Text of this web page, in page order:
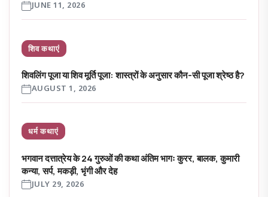
JUNE 11, 2026
शिव कथाएं
शिवलिंग पूजा या शिव मूर्ति पूजा: शास्त्रों के अनुसार कौन-सी पूजा श्रेष्ठ है?
AUGUST 1, 2026
धर्म कथाएं
भगवान दत्तात्रेय के 24 गुरुओं की कथा अंतिम भागः कुरर, बालक, कुमारी
कन्या, सर्प, मकड़ी, भृंगी और देह
JULY 29, 2026